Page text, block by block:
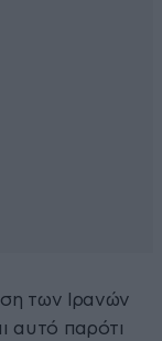
των Ιρανών
αυτό παρότι